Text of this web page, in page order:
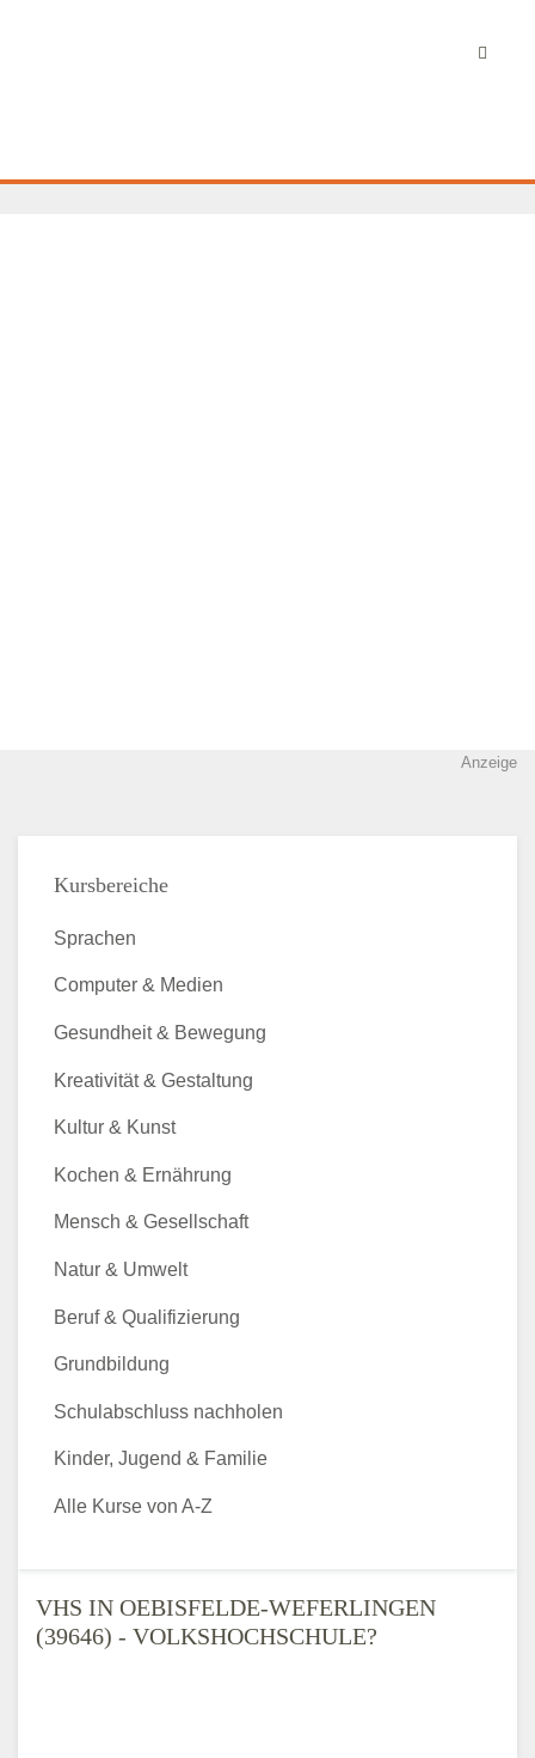
Anzeige
VHS IN OEBISFELDE-WEFERLINGEN
(39646) - VOLKSHOCHSCHULE?
Kursbereiche
Sprachen
Computer & Medien
Gesundheit & Bewegung
Kreativität & Gestaltung
Kultur & Kunst
Kochen & Ernährung
Mensch & Gesellschaft
Natur & Umwelt
Beruf & Qualifizierung
Grundbildung
Schulabschluss nachholen
Kinder, Jugend & Familie
Alle Kurse von A-Z